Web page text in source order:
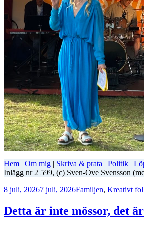
Hem | Om mig | Skriva & prata | Politik |
Inlägg nr 2 599, (c) Sven-Ove Svensson
Postat
8 juli, 20267 juli, 2026Kategorier
Familjen, Kreativt
Detta är inte mössor, det